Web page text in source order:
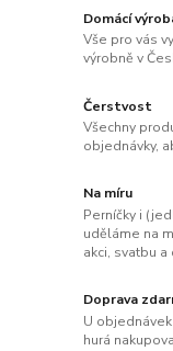
Domácí
Vše pro vás
výrobně v
Čerstvost
Všechny
objednávky,
Na míru
Perníčky i
uděláme na
akci, svatbu
Doprava
U
hurá